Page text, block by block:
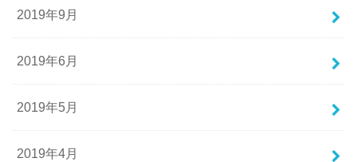
2019年9月
2019年6月
2019年5月
2019年4月